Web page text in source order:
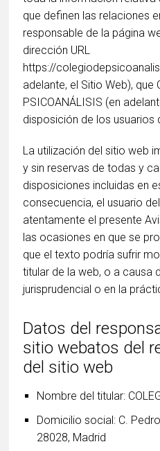
que definen las relaciones
responsable de la página
dirección URL
https://
adelante, el Sitio Web), que
PSICOANÁLISIS (en
disposición de los usuarios
La utilización del sitio web
y sin reservas de todas y
disposiciones incluidas en
consecuencia, el usuario
atentamente el presente
las ocasiones en que se
que el texto podría sufrir
titular de la web, o a causa
jurisprudencial o en la
Datos del
sitio webatos del
del sitio web
Nombre del titular:
Domicilio social: C.
28028, Madrid